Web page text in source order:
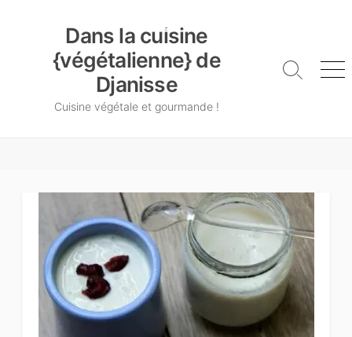
Dans la cuisine
{végétalienne} de
Djanisse
Cuisine végétale et gourmande !
Search